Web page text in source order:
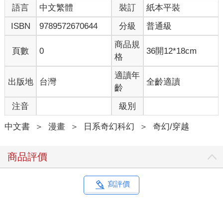
語言 中文繁體 裝訂
紙本平裝
ISBN
9789572670644 分級 普通級
頁數 0
商品規
格
36開12*18cm
出版地 台灣
適讀年
齡
全齡適讀
注音 級別
中文書 ＞ 漫畫 ＞ 日系奇幻科幻 ＞ 奇幻/穿越
商品評價
寫評價